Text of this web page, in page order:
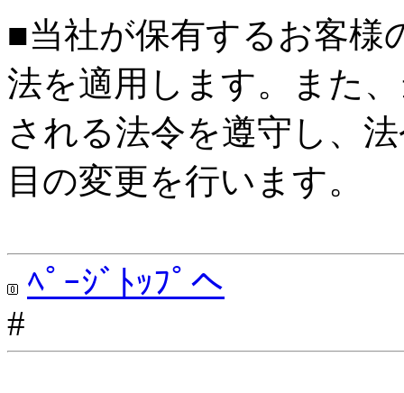
■当社が保有するお客様
法を適用します。また
される法令を遵守し、
目の変更を行います。
ﾍﾟｰｼﾞﾄｯﾌﾟへ
#